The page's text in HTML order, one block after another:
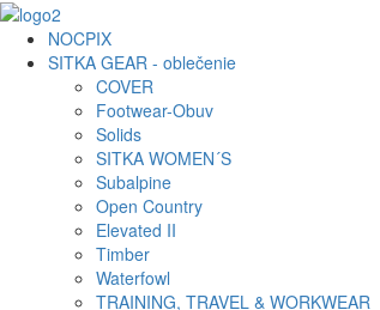
NOCPIX
SITKA GEAR - oblečenie
COVER
Footwear-Obuv
Solids
SITKA WOMEN´S
Subalpine
Open Country
Elevated II
Timber
Waterfowl
TRAINING, TRAVEL & WORKWEAR